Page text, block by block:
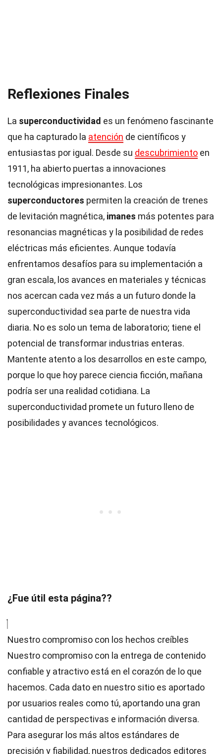
Reflexiones Finales
La superconductividad es un fenómeno fascinante
que ha capturado la atención de científicos y
entusiastas por igual. Desde su descubrimiento en
1911, ha abierto puertas a innovaciones
tecnológicas impresionantes. Los
superconductores permiten la creación de trenes
de levitación magnética, imanes más potentes para
resonancias magnéticas y la posibilidad de redes
eléctricas más eficientes. Aunque todavía
enfrentamos desafíos para su implementación a
gran escala, los avances en materiales y técnicas
nos acercan cada vez más a un futuro donde la
superconductividad sea parte de nuestra vida
diaria. No es solo un tema de laboratorio; tiene el
potencial de transformar industrias enteras.
Mantente atento a los desarrollos en este campo,
porque lo que hoy parece ciencia ficción, mañana
podría ser una realidad cotidiana. La
superconductividad promete un futuro lleno de
posibilidades y avances tecnológicos.
¿Fue útil esta página??
Nuestro compromiso con los hechos creíbles
Nuestro compromiso con la entrega de contenido
confiable y atractivo está en el corazón de lo que
hacemos. Cada dato en nuestro sitio es aportado
por usuarios reales como tú, aportando una gran
cantidad de perspectivas e información diversa.
Para asegurar los más altos estándares de
precisión y fiabilidad, nuestros dedicados editores